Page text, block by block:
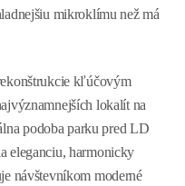
mikroklímu než má
kľúčovým
lokalít na
podoba parku pred LD
eleganciu, harmonicky
návštevníkom moderné